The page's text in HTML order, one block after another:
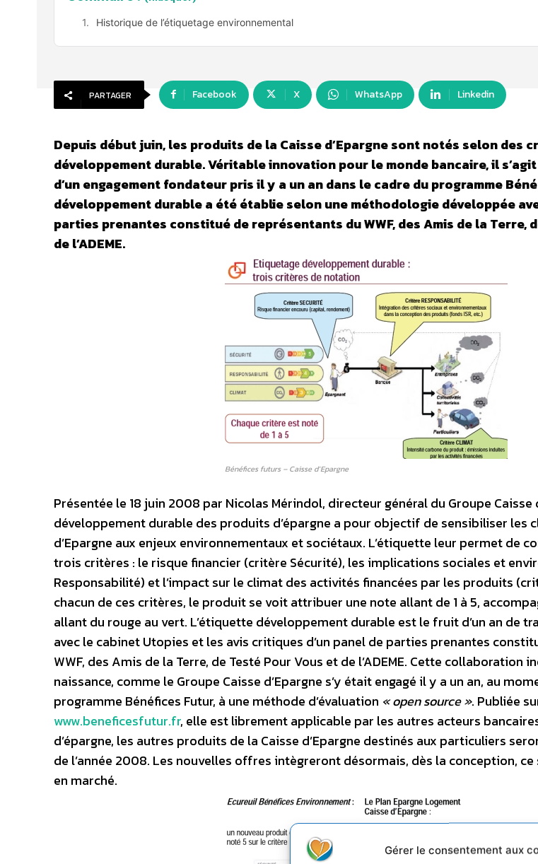
Gérer le consentement aux
Historique de l’étiquetage environnemental
PARTAGER Facebook X WhatsApp Linkedin
Depuis début juin, les produits de la Caisse d’Epargne sont notés selon des
développement durable. Véritable innovation pour le monde bancaire, il
d’un engagement fondateur pris il y a un an dans le cadre du programme
développement durable a été établie selon une méthodologie développée
parties prenantes constitué de représentants du WWF, des Amis de la Terre,
de l’ADEME.
Bénéfices futurs – Caisse d’Epargne
Présentée le 18 juin 2008 par Nicolas Mérindol, directeur général du Groupe Caisse
développement durable des produits d’épargne a pour objectif de sensibiliser les
d’Epargne aux enjeux environnementaux et sociétaux. L’étiquette leur permet de
trois critères : le risque financier (critère Sécurité), les implications sociales et
Responsabilité) et l’impact sur le climat des activités financées par les produits
chacun de ces critères, le produit se voit attribuer une note allant de 1 à 5,
allant du rouge au vert. L’étiquette développement durable est le fruit d’un an de
avec le cabinet Utopies et les avis critiques d’un panel de parties prenantes
WWF, des Amis de la Terre, de Testé Pour Vous et de l’ADEME. Cette collaboration
naissance, comme le Groupe Caisse d’Epargne s’y était engagé il y a un an, au
programme Bénéfices Futur, à une méthode d’évaluation « open source ». Publiée
www.beneficesfutur.fr, elle est librement applicable par les autres acteurs
d’épargne, les autres produits de la Caisse d’Epargne destinés aux particuliers
de l’année 2008. Les nouvelles offres intègreront désormais, dès la conception,
en marché.